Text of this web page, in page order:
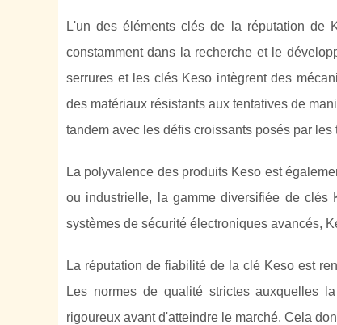
L'un des éléments clés de la réputation de
constamment dans la recherche et le
serrures et les clés Keso intègrent des
des matériaux résistants aux tentatives de
tandem avec les défis croissants posés par
La polyvalence des produits Keso est
ou industrielle, la gamme diversifiée de clés
systèmes de sécurité électroniques avancés,
La réputation de fiabilité de la clé Keso est
Les normes de qualité strictes auxquelles
rigoureux avant d'atteindre le marché. Cela